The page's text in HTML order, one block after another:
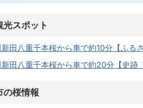
光スポット
田八重千本桜から車で約10分【ふる
田八重千本桜から車で約20分【史跡
の桜情報